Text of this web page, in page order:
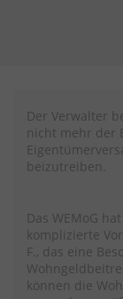
Der Verwalter
nicht mehr der
beizutreiben.
Das WEMoG
komplizierte
F., das eine
können die